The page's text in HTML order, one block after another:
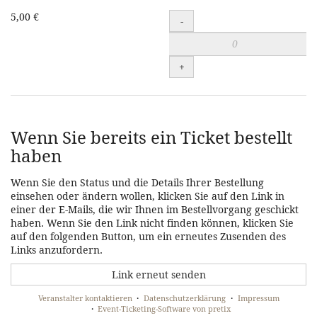
5,00 €
Führung
(inkl.
freier
Eintritt
)
Warenkorb
-
+
Wenn Sie bereits ein Ticket bestellt
haben
Wenn Sie den Status und die Details Ihrer Bestellung
einsehen oder ändern wollen, klicken Sie auf den Link in
einer der E-Mails, die wir Ihnen im Bestellvorgang geschickt
haben. Wenn Sie den Link nicht finden können, klicken Sie
auf den folgenden Button, um ein erneutes Zusenden des
Links anzufordern.
Link erneut senden
Veranstalter kontaktieren Datenschutzerklärung
Impressum
Event-Ticketing-Software von pretix